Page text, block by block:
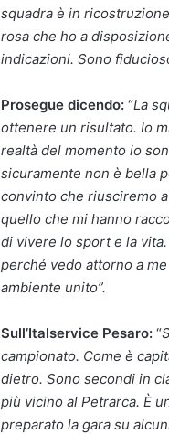
squadra è in
rosa che ho a
indicazioni. Sono
Prosegue dicendo: “La
ottenere un risultato. Io
realtà del momento io
sicuramente non è bella
convinto che riusciremo
quello che mi hanno
di vivere lo sport e la
perché vedo attorno a
ambiente unito”.
Sull’Italservice Pesaro: “
campionato. Come è
dietro. Sono secondi in
più vicino al Petrarca. È
preparato la gara su